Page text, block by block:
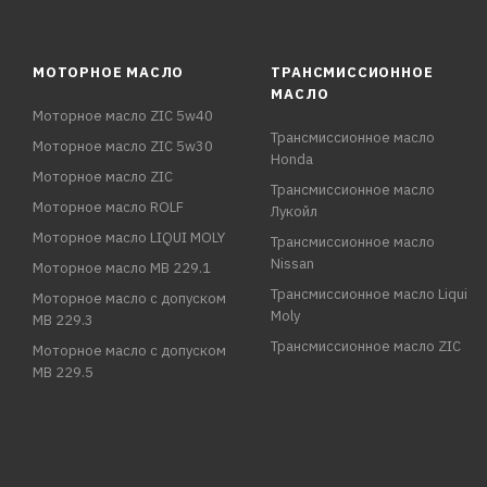
МОТОРНОЕ МАСЛО
Моторное масло ZIC 5w40
Моторное масло ZIC 5w30
Моторное масло ZIC
Моторное масло ROLF
Моторное масло LIQUI MOLY
Моторное масло MB 229.1
Моторное масло с допуском
MB 229.3
Моторное масло с допуском
MB 229.5
ТРАНСМИССИОННОЕ
МАСЛО
Трансмиссионное масло
Honda
Трансмиссионное масло
Лукойл
Трансмиссионное масло
Nissan
Трансмиссионное масло Liqui
Moly
Трансмиссионное масло ZIC